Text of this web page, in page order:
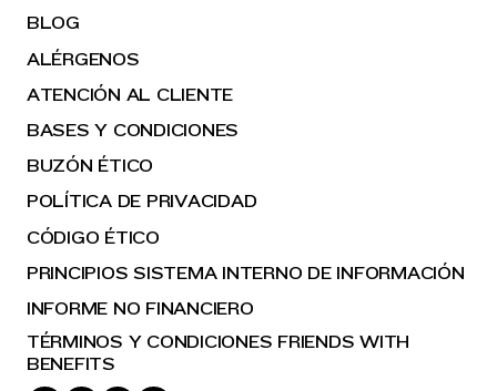
BLOG
ALÉRGENOS
ATENCIÓN AL CLIENTE
BASES Y CONDICIONES
BUZÓN ÉTICO
POLÍTICA DE PRIVACIDAD
CÓDIGO ÉTICO
PRINCIPIOS SISTEMA INTERNO DE INFORMACIÓN
INFORME NO FINANCIERO
TÉRMINOS Y CONDICIONES FRIENDS WITH
BENEFITS